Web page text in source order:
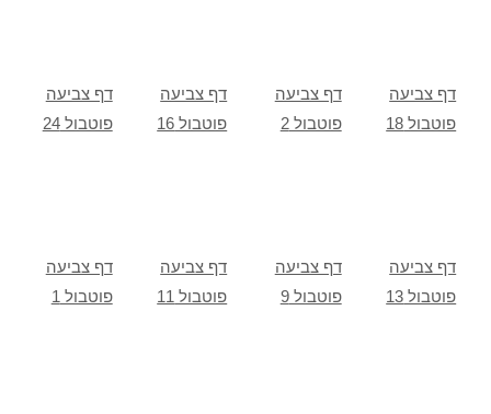
דף צביעה
פוטבול 24
דף צביעה
פוטבול 16
דף צביעה
פוטבול 2
דף צביעה
פוטבול 18
דף צביעה
פוטבול 1
דף צביעה
פוטבול 11
דף צביעה
פוטבול 9
דף צביעה
פוטבול 13